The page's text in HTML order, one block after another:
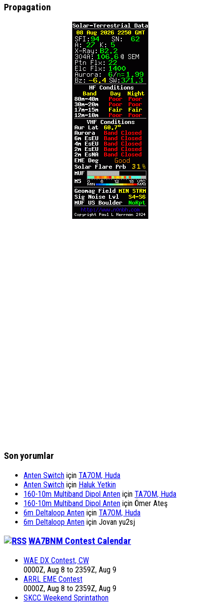
Propagation
Son yorumlar
Anten Switch için TA7OM, Huda
Anten Switch için Haluk Yetkin
160-10m Multiband Dipol Anten için TA7OM, Huda
160-10m Multiband Dipol Anten için Ömer Ateş
6m Deltaloop Anten için TA7OM, Huda
6m Deltaloop Anten için Jovan yu2sj
WA7BNM Contest Calendar
WAE DX Contest, CW
0000Z, Aug 8 to 2359Z, Aug 9
ARRL EME Contest
0000Z, Aug 8 to 2359Z, Aug 9
SKCC Weekend Sprintathon